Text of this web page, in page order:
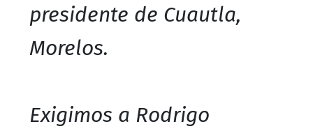
presidente de Cuautla,
Morelos.
Exigimos a Rodrigo